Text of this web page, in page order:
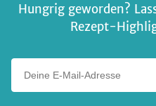
Hungrig geworden?
Rezept-